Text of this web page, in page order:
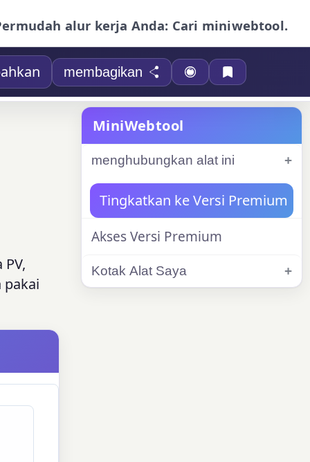
alur kerja Anda: Cari miniwebtool.
membagikan
pakai
MiniWebtool
menghubungkan alat ini
Tingkatkan ke Versi Premium
Akses Versi Premium
Kotak Alat Saya